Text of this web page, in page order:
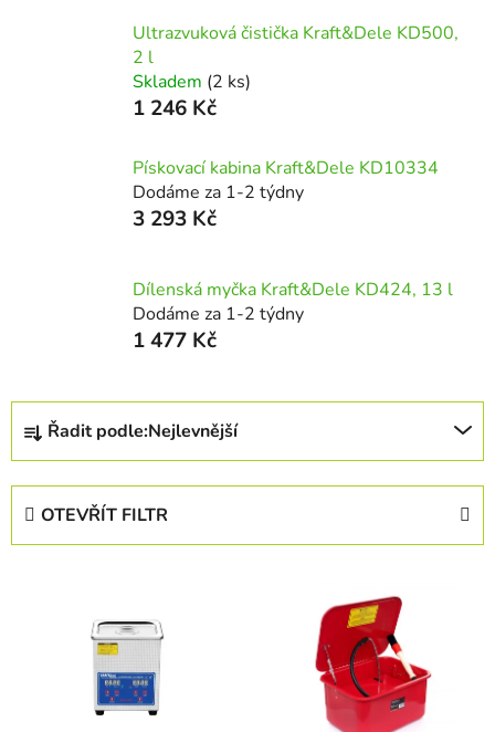
Ultrazvuková čistička Kraft&Dele KD500,
2 l
Skladem (2 ks)
1 246 Kč
Pískovací kabina Kraft&Dele KD10334
Dodáme za 1-2 týdny
3 293 Kč
Dílenská myčka Kraft&Dele KD424, 13 l
Dodáme za 1-2 týdny
1 477 Kč
Ř
z
Řadit podle:Nejlevnější
OTEVŘÍT FILTR